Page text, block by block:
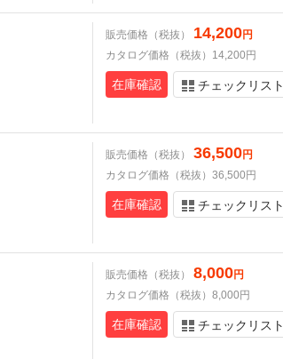
販売価格（税抜） 14,200円
カタログ価格（税抜）14,200円
在庫確認 チェックリスト
販売価格（税抜） 36,500円
カタログ価格（税抜）36,500円
在庫確認 チェックリスト
販売価格（税抜） 8,000円
カタログ価格（税抜）8,000円
在庫確認 チェックリスト